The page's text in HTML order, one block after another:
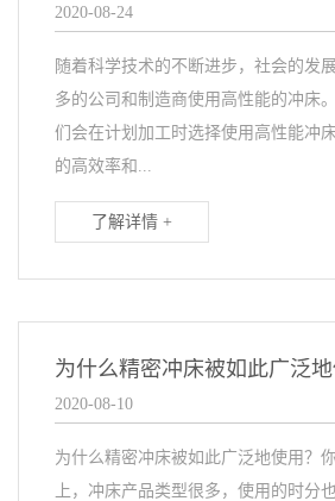
2020-08-24
随着科学技术的不断进步，社会的发
多的公司和制造商使用高性能的冲床
们会在计划加工时选择使用高性能冲
的高效率和...
了解详情 +
为什么精密冲床被如此广泛地
2020-08-10
为什么精密冲床被如此广泛地使用？
上，冲床产品类型很多，使用的时分